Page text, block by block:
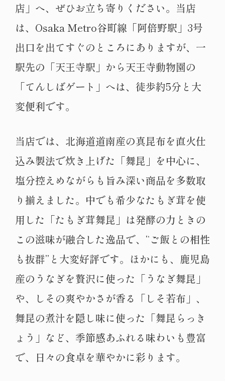
店」へ、ぜひお立ち寄りください。当店
は、Osaka Metro谷町線「阿倍野駅」3号
出口を出てすぐのところにありますが、一
駅先の「天王寺駅」から天王寺動物園の
「てんしばゲート」へは、徒歩約5分と大
変便利です。
当店では、北海道道南産の真昆布を直火仕
込み製法で炊き上げた「舞昆」を中心に、
塩分控えめながらも旨み深い商品を多数取
り揃えました。中でも希少なたもぎ茸を使
用した「たもぎ茸舞昆」は発酵の力ときの
この滋味が融合した逸品で、“ご飯との相性
も抜群”と大変好評です。ほかにも、鹿児島
産のうなぎを贅沢に使った「うなぎ舞昆」
や、しその爽やかさが香る「しそ若布」、
舞昆の煮汁を隠し味に使った「舞昆らっき
ょう」など、季節感あふれる味わいも豊富
で、日々の食卓を華やかに彩ります。